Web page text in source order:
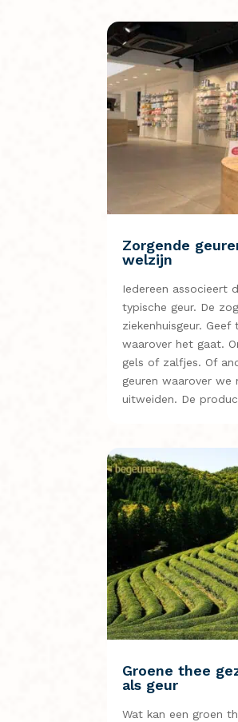
Zorgende
welzijn
Iedereen associeert
typische geur. De
ziekenhuisgeur.
waarover het gaat.
gels of zalfjes. Of
geuren waarover we
uitweiden. De
Groene thee
als geur
Wat kan een groen